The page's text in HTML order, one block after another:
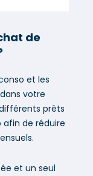
de
et les
votre
prêts
de réduire
et un seul